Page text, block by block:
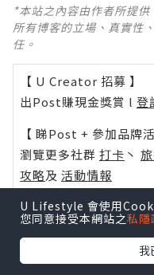
*本站之內容由作者所提
所有博客的立場、真實性
任。
【 U Creator 招募 】
出Post賺現金獎賞 l 登
【 睇Post + 參加品牌活
瀏覽更多社群 打卡 丶
攻略及 活動情報
U Blog開咗WhatsApp
Follow 我哋！
U Lifestyle 會使用
您同意接受本網站之私隱
我